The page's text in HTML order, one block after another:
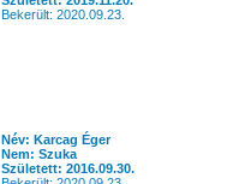
Bekerült: 2020.09.23.
Név: Karcag Éger
Nem: Szuka
Született: 2016.09.30.